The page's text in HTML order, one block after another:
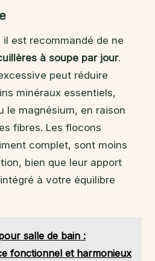
il est recommandé de ne
à soupe par jour.
peut réduire
minéraux essentiels,
le magnésium, en raison
fibres. Les flocons
complet, sont moins
bien que leur apport
à votre équilibre
salle de bain :
fonctionnel et harmonieux